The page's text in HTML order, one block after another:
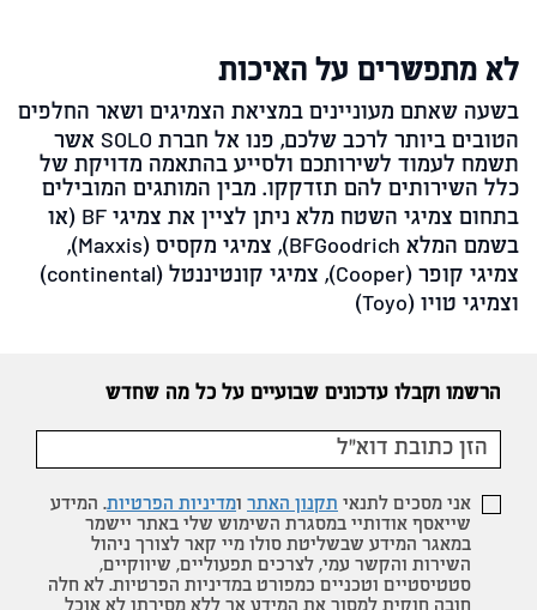
לא מתפשרים על האיכות
בשעה שאתם מעוניינים במציאת הצמיגים ושאר החלפים
הטובים ביותר לרכב שלכם, פנו אל חברת SOLO אשר
תשמח לעמוד לשירותכם ולסייע בהתאמה מדויקת של
כלל השירותים להם תזדקקו. מבין המותגים המובילים
בתחום צמיגי השטח מלא ניתן לציין את צמיגי BF (או
בשמם המלא BFGoodrich), צמיגי מקסיס (Maxxis
),
צמיגי קופר (Cooper), צמיגי קונטיננטל (continental
)
וצמיגי טויו (Toyo
)
הרשמו וקבלו עדכונים שבועיים על כל מה שחדש
אני מסכים לתנאי תקנון האתר ומדיניות הפרטיות. המידע
שייאסף אודותיי במסגרת השימוש שלי באתר יישמר
במאגר המידע שבשליטת סולו מיי קאר לצורך ניהול
השירות והקשר עמי, לצרכים תפעוליים, שיווקיים,
סטטיסטיים וטכניים כמפורט במדיניות הפרטיות. לא חלה